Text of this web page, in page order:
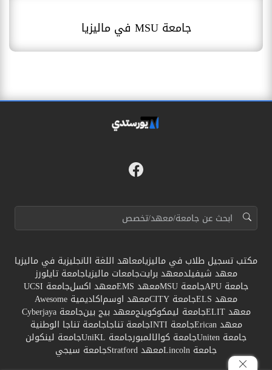
جامعة MSU في ماليزيا
مواقع التواصل
فيسبوك
البحث عن:
مكتب تسجيل طلاب في ماليزيامعاهد اللغة الانجليزية في ماليزيا
معهد شيفيلدمعهد برايتجامعات ماليزياجامعة تايلورز
جامعة APU جامعة MSU معهد EMS معهد اكسلجامعة UCSI
معهد ELS جامعة CITY معهد اوسماكاديمية Awesome
معهد ELIT جامعة ليمكوكوينجمعهد بيج بينجامعة Cyberjaya
معهد Erican جامعة INTI جامعة تناجاجامعة تناجا الوطنية
جامعة Uniten جامعة كوالالمبورجامعة UniKL جامعة لينكولن
جامعة Lincoln معهد Stratford جامعة سيجي